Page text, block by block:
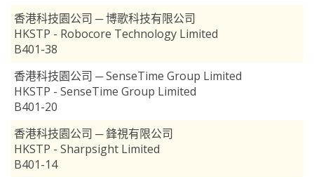
香港科技園公司 ─ 博歌科技有限公司
HKSTP - Robocore Technology Limited
B401-38
香港科技園公司 ─ SenseTime Group Limited
HKSTP - SenseTime Group Limited
B401-20
香港科技園公司 ─ 鋒視有限公司
HKSTP - Sharpsight Limited
B401-14